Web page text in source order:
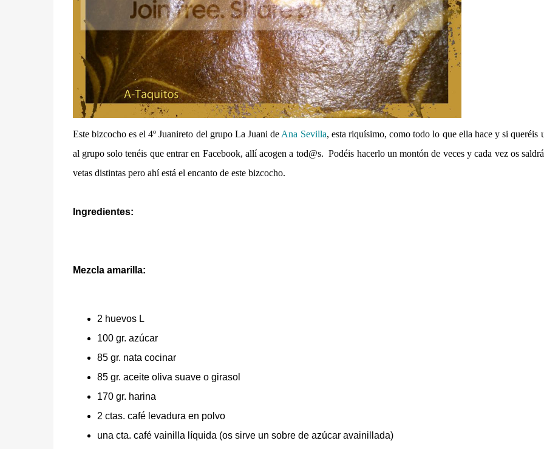
Este bizcocho es el 4º Juanireto del grupo La Juani de Ana Sevilla, esta riquísimo, como todo lo que ella hace y si queréis
al grupo solo tenéis que entrar en Facebook, allí acogen a tod@s. Podéis hacerlo un montón de veces y cada vez os
vetas distintas pero ahí está el encanto de este bizcocho.
Ingredientes:
Mezcla amarilla:
2 huevos L
100 gr. azúcar
85 gr. nata cocinar
85 gr. aceite oliva suave o girasol
170 gr. harina
2 ctas. café levadura en polvo
una cta. café vainilla líquida (os sirve un sobre de azúcar avainillada)